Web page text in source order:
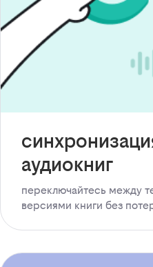
аудиокниг
переключайтесь между
версиями книги без